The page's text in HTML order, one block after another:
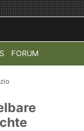
FORUM
HALO: